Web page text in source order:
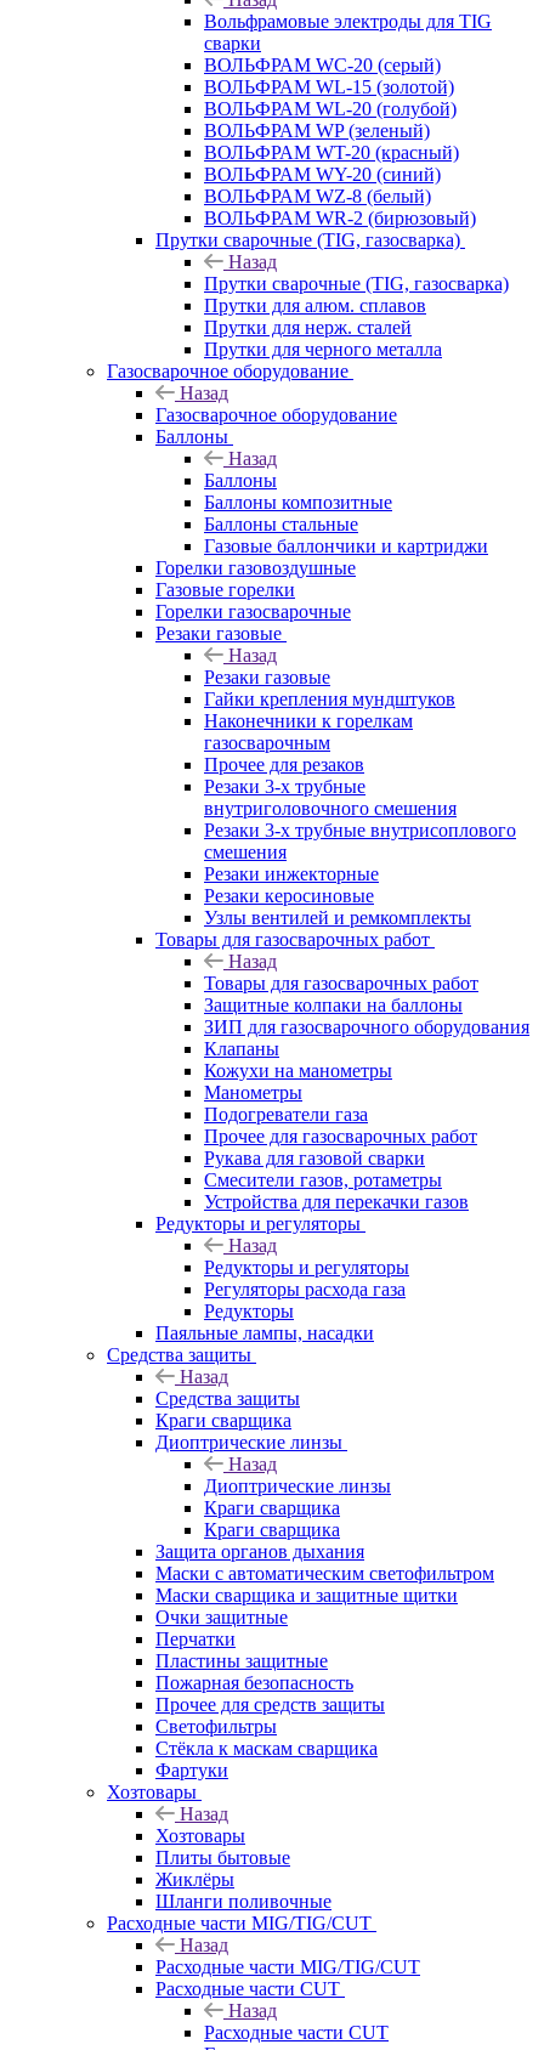
Вольфрамовые электроды для TIG
сварки
ВОЛЬФРАМ WC-20 (серый)
ВОЛЬФРАМ WL-15 (золотой)
ВОЛЬФРАМ WL-20 (голубой)
ВОЛЬФРАМ WP (зеленый)
ВОЛЬФРАМ WT-20 (красный)
ВОЛЬФРАМ WY-20 (синий)
ВОЛЬФРАМ WZ-8 (белый)
ВОЛЬФРАМ WR-2 (бирюзовый)
Прутки сварочные (TIG, газосварка)
Назад
Прутки сварочные (TIG, газосварка)
Прутки для алюм. сплавов
Прутки для нерж. сталей
Прутки для черного металла
Газосварочное оборудование
Назад
Газосварочное оборудование
Баллоны
Назад
Баллоны
Баллоны композитные
Баллоны стальные
Газовые баллончики и картриджи
Горелки газовоздушные
Газовые горелки
Горелки газосварочные
Резаки газовые
Назад
Резаки газовые
Гайки крепления мундштуков
Наконечники к горелкам
газосварочным
Прочее для резаков
Резаки 3-х трубные
внутриголовочного смешения
Резаки 3-х трубные внутрисоплового
смешения
Резаки инжекторные
Резаки керосиновые
Узлы вентилей и ремкомплекты
Товары для газосварочных работ
Назад
Товары для газосварочных работ
Защитные колпаки на баллоны
ЗИП для газосварочного оборудования
Клапаны
Кожухи на манометры
Манометры
Подогреватели газа
Прочее для газосварочных работ
Рукава для газовой сварки
Смесители газов, ротаметры
Устройства для перекачки газов
Редукторы и регуляторы
Назад
Редукторы и регуляторы
Регуляторы расхода газа
Редукторы
Паяльные лампы, насадки
Средства защиты
Назад
Средства защиты
Краги сварщика
Диоптрические линзы
Назад
Диоптрические линзы
Краги сварщика
Краги сварщика
Защита органов дыхания
Маски с автоматическим светофильтром
Маски сварщика и защитные щитки
Очки защитные
Перчатки
Пластины защитные
Пожарная безопасность
Прочее для средств защиты
Светофильтры
Стёкла к маскам сварщика
Фартуки
Хозтовары
Назад
Хозтовары
Плиты бытовые
Жиклёры
Шланги поливочные
Расходные части MIG/TIG/CUT
Назад
Расходные части MIG/TIG/CUT
Расходные части CUT
Назад
Расходные части CUT